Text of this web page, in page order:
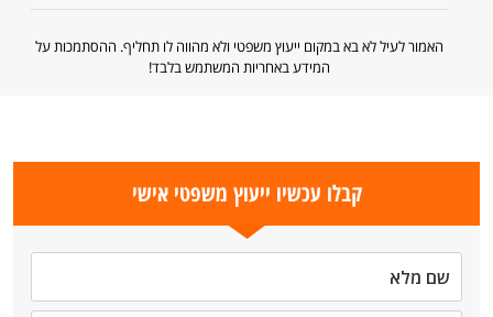
האמור לעיל לא בא במקום ייעוץ משפטי ולא מהווה לו תחליף. ההסתמכות על
המידע באחריות המשתמש בלבד!
קבלו עכשיו ייעוץ משפטי אישי